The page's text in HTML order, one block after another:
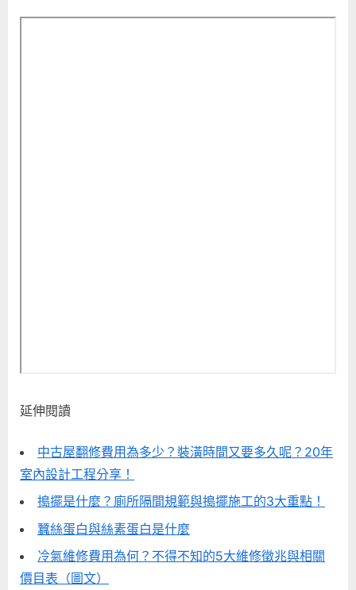
延伸閱讀
中古屋翻修費用為多少？裝潢時間又要多久呢？20年
室內設計工程分享！
搗擺是什麼？廁所隔間規範與搗擺施工的3大重點！
蠶絲蛋白與絲素蛋白是什麼
冷氣維修費用為何？不得不知的5大維修徵兆與相關
價目表（圖文）